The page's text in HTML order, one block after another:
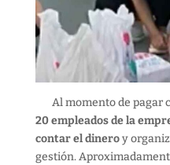
Al momento de pagar
20 empleados de la
contar el dineroy
gestión.